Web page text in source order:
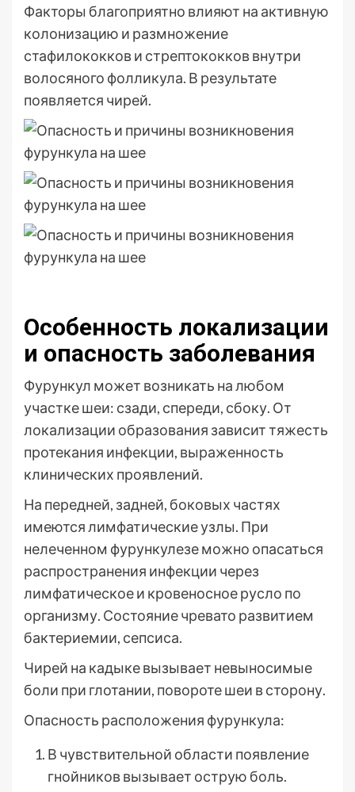
Факторы благоприятно влияют на активную
колонизацию и размножение
стафилококков и стрептококков внутри
волосяного фолликула. В результате
появляется чирей.
Особенность локализации
и опасность заболевания
Фурункул может возникать на любом
участке шеи: сзади, спереди, сбоку. От
локализации образования зависит тяжесть
протекания инфекции, выраженность
клинических проявлений.
На передней, задней, боковых частях
имеются лимфатические узлы. При
нелеченном фурункулезе можно опасаться
распространения инфекции через
лимфатическое и кровеносное русло по
организму. Состояние чревато развитием
бактериемии, сепсиса.
Чирей на кадыке вызывает невыносимые
боли при глотании, повороте шеи в сторону.
Опасность расположения фурункула:
В чувствительной области появление
гнойников вызывает острую боль.